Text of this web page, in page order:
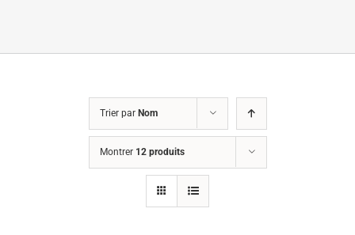
Trier par Nom
Montrer 12 produits